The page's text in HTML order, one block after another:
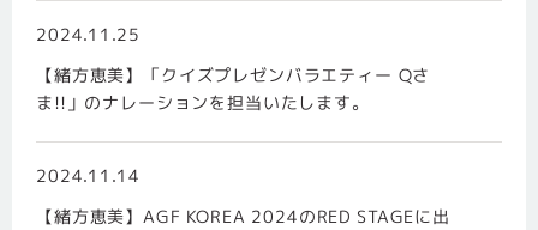
2024.11.25
【緒方恵美】「クイズプレゼンバラエティー Qさ
ま!!」のナレーションを担当いたします。
2024.11.14
【緒方恵美】AGF KOREA 2024のRED STAGEに出